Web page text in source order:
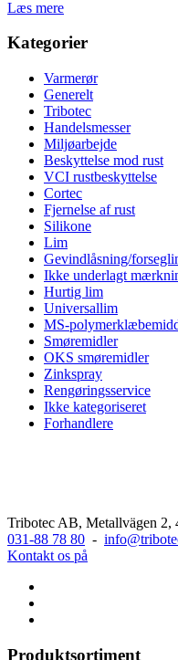
Læs mere
Kategorier
Varmerør
Generelt
Tribotec
Handelsmesser
Miljøarbejde
Beskyttelse mod rust
VCI rustbeskyttelse
Cortec
Fjernelse af rust
Silikone
Lim
Gevindlåsning/
Ikke underlagt
Hurtig lim
Universallim
MS-
Smøremidler
OKS smøremidler
Zinkspray
Rengøringsservice
Ikke kategoriseret
Forhandlere
Tribotec AB, Metallvägen 2,
031-88 78 80 -
Kontakt os på
Produktsortiment